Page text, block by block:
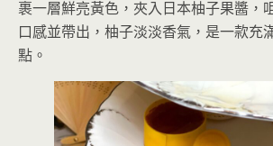
裹一層鮮亮黃色，夾入日本柚子果醬，
口感並帶出，柚子淡淡香氣，是一款充
點。